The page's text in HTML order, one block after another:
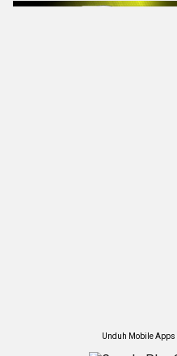
Unduh Mobile